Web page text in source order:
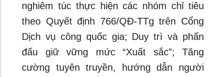
nghiêm túc thực hiện các nhóm chỉ tiêu
theo Quyết định 766/QĐ-TTg trên Cổng
Dịch vụ công quốc gia; Duy trì và phấn
đấu giữ vững mức “Xuất sắc”; Tăng
cường tuyên truyền, hướng dẫn người